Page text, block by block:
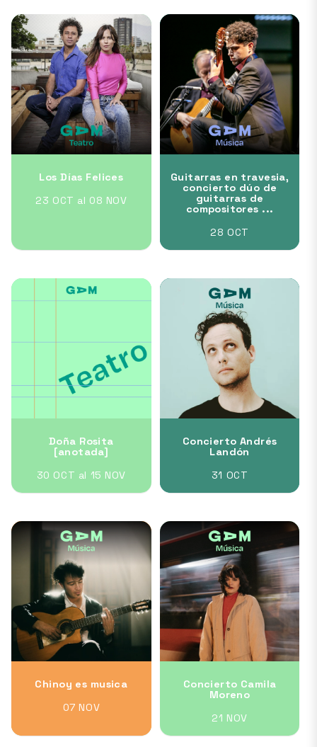
Los Días Felices
23 OCT al 08 NOV
Guitarras en travesia,
concierto dúo de
guitarras de
compositores ...
28 OCT
Doña Rosita
[anotada]
30 OCT al 15 NOV
Concierto Andrés
Landón
31 OCT
Chinoy es musica
07 NOV
Concierto Camila
Moreno
21 NOV